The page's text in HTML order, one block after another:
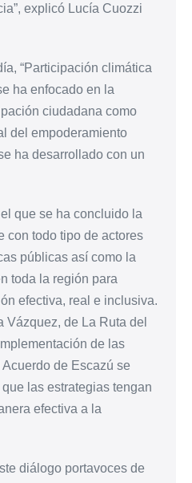
explicó Lucía Cuozzi
“Participación climática
ha enfocado en la
ciudadana como
del empoderamiento
ha desarrollado con un
que se ha concluido la
con todo tipo de actores
públicas así como la
toda la región para
efectiva, real e inclusiva.
Vázquez, de La Ruta del
de las
de Escazú se
las estrategias tengan
efectiva a la
diálogo portavoces de